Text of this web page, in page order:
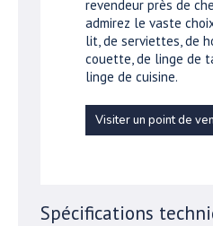
revendeur près de
admirez le vaste
lit, de serviettes, de
couette, de linge de
linge de cuisine.
Visiter un point de
Spécifications